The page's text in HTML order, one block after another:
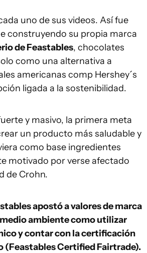
uno de sus videos. Así fue
construyendo su propia marca
de Feastables, chocolates
como una alternativa a
americanas comp Hershey´s
ligada a la sostenibilidad.
y masivo, la primera meta
un producto más saludable y
como base ingredientes
motivado por verse afectado
de Crohn.
apostó a valores de marca
ambiente como utilizar
y contar con la certificación
(Feastables Certified Fairtrade).